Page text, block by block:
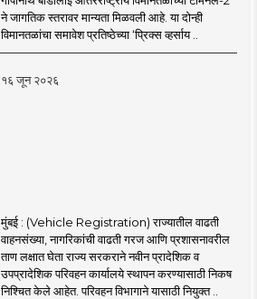
ने जागतिक स्तरावर मान्यता मिळवली आहे. या दोन्ही
विमानतळांचा समावेश प्रतिष्ठेच्या ‘प्रिक्स व्हर्साय ..
१६ जून २०२६
मुंबई : (Vehicle Registration) राज्यातील वाढती
वाहनसंख्या, नागरिकांची वाढती गरज आणि प्रशासनावरील
ताण लक्षात घेता राज्य सरकराने नवीन प्रादेशिक व
उपप्रादेशिक परिवहन कार्यालये स्थापन करण्यासाठी निकष
निश्चित केले आहेत. परिवहन विभागाने यासाठी नियुक्त ..